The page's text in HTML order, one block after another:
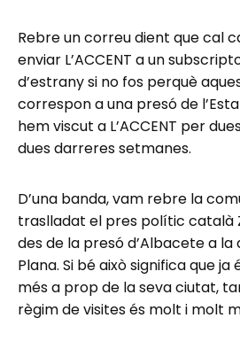
Rebre un correu dient que cal
enviar L’ACCENT a un
d’estrany si no fos perquè
correspon a una presó de
hem viscut a L’ACCENT per
dues darreres setmanes.
D’una banda, vam rebre la
traslladat el pres polític català
des de la presó d’Albacete a la
Plana. Si bé això significa que ja
més a prop de la seva ciutat,
règim de visites és molt i molt